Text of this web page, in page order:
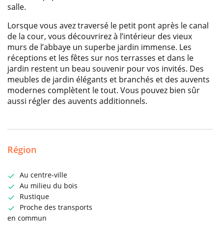
salle.
Lorsque vous avez traversé le petit pont après le canal
de la cour, vous découvrirez à l’intérieur des vieux
murs de l’abbaye un superbe jardin immense. Les
réceptions et les fêtes sur nos terrasses et dans le
jardin restent un beau souvenir pour vos invités. Des
meubles de jardin élégants et branchés et des auvents
modernes complètent le tout. Vous pouvez bien sûr
aussi régler des auvents additionnels.
Région
Au centre-ville
Au milieu du bois
Rustique
Proche des transports
en commun